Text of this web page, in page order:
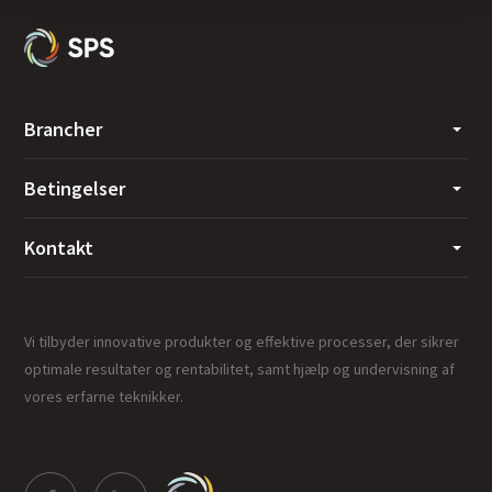
Brancher
Betingelser
Kontakt
Vi tilbyder innovative produkter og effektive processer, der sikrer
optimale resultater og rentabilitet, samt hjælp og undervisning af
vores erfarne teknikker.